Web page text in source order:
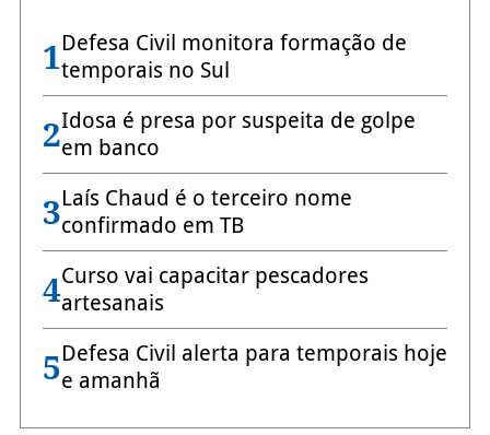
1Defesa Civil monitora formação de
temporais no Sul
2Idosa é presa por suspeita de golpe
em banco
3Laís Chaud é o terceiro nome
confirmado em TB
4Curso vai capacitar pescadores
artesanais
5Defesa Civil alerta para temporais hoje
e amanhã